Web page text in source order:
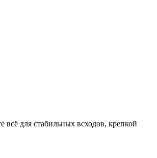
всё для стабильных всходов, крепкой